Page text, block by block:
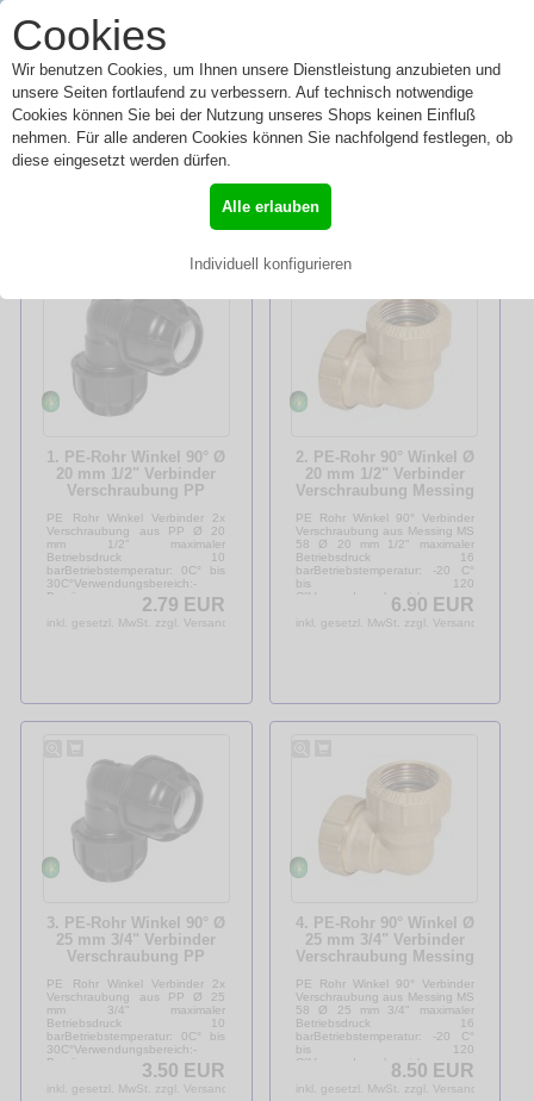
Cookies
Wir benutzen Cookies, um Ihnen unsere Dienstleistung anzubieten und
unsere Seiten fortlaufend zu verbessern. Auf technisch notwendige
Cookies können Sie bei der Nutzung unseres Shops keinen Einfluß
nehmen. Für alle anderen Cookies können Sie nachfolgend festlegen, ob
diese eingesetzt werden dürfen.
Alle erlauben
Individuell konfigurieren
Toggle
Menü
Winkel
1. PE-Rohr Winkel 90° Ø
20 mm 1/2" Verbinder
Verschraubung PP
PE Rohr Winkel Verbinder 2x
Verschraubung aus PP Ø 20
mm 1/2" maximaler
Betriebsdruck 10
barBetriebstemperatur: 0C° bis
30C°Verwendungsbereich:-
Bewässerungs-... 2.79 EUR
inkl. gesetzl. MwSt. zzgl. Versandkosten
2. PE-Rohr 90° Winkel Ø
20 mm 1/2" Verbinder
Verschraubung Messing
PE Rohr Winkel 90° Verbinder
Verschraubung aus Messing MS
58 Ø 20 mm 1/2" maximaler
Betriebsdruck 16
barBetriebstemperatur: -20 C°
bis 120
C°Verwendungsbereich:-6.90 EUR
inkl. gesetzl. MwSt. zzgl. Versandkosten
3. PE-Rohr Winkel 90° Ø
25 mm 3/4" Verbinder
Verschraubung PP
PE Rohr Winkel Verbinder 2x
Verschraubung aus PP Ø 25
mm 3/4" maximaler
Betriebsdruck 10
barBetriebstemperatur: 0C° bis
30C°Verwendungsbereich:-
Bewässerungs-... 3.50 EUR
inkl. gesetzl. MwSt. zzgl. Versandkosten
4. PE-Rohr 90° Winkel Ø
25 mm 3/4" Verbinder
Verschraubung Messing
PE Rohr Winkel 90° Verbinder
Verschraubung aus Messing MS
58 Ø 25 mm 3/4" maximaler
Betriebsdruck 16
barBetriebstemperatur: -20 C°
bis 120
C°Verwendungsbereich:-8.50 EUR
inkl. gesetzl. MwSt. zzgl. Versandkosten